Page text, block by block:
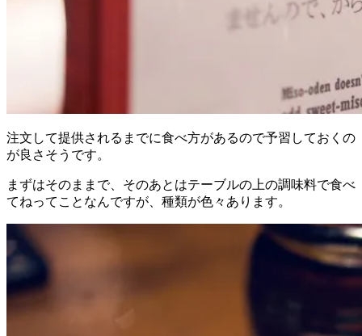
注文して提供されるまでに食べ方があるので予習しておくの
が良さそうです。
まずはそのままで、そのあとはテーブルの上の調味料で食べ
てねってことなんですが、種類が色々あります。